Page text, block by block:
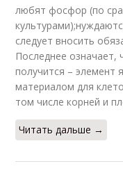
любят фосфор (по
следует вносить
Последнее означает,
получится – элемент
материалом для
том числе корней и
Читать дальше →